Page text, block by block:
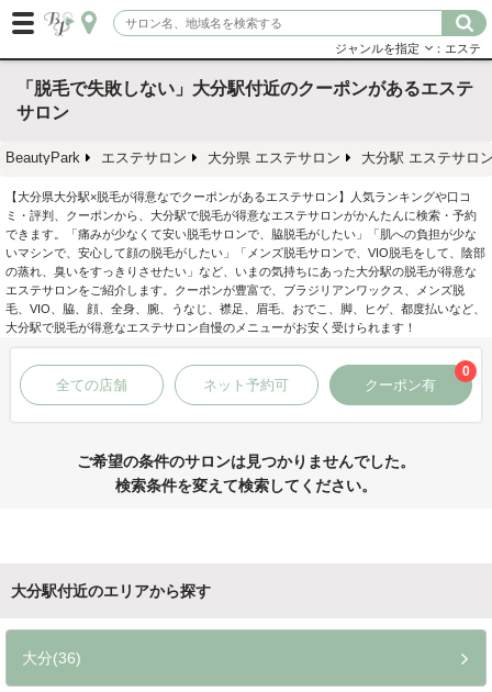
ジャンルを指定 ：エステ
「脱毛で失敗しない」大分駅付近のクーポンがあるエステ
サロン
BeautyPark エステサロン 大分県 エステサロン 大分駅 エステサロ
【大分県大分駅×脱毛が得意なでクーポンがあるエステサロン】人気ランキングや口コ
ミ・評判、クーポンから、大分駅で脱毛が得意なエステサロンがかんたんに検索・予約
できます。「痛みが少なくて安い脱毛サロンで、脇脱毛がしたい」「肌への負担が少な
いマシンで、安心して顔の脱毛がしたい」「メンズ脱毛サロンで、VIO脱毛をして、陰部
の蒸れ、臭いをすっきりさせたい」など、いまの気持ちにあった大分駅の脱毛が得意な
エステサロンをご紹介します。クーポンが豊富で、ブラジリアンワックス、メンズ脱
毛、VIO、脇、顔、全身、腕、うなじ、襟足、眉毛、おでこ、脚、ヒゲ、都度払いなど、
大分駅で脱毛が得意なエステサロン自慢のメニューがお安く受けられます！
全ての店舗 ネット予約可 クーポン有
0
ご希望の条件のサロンは見つかりませんでした。
検索条件を変えて検索してください。
大分駅付近のエリアから探す
大分(36)